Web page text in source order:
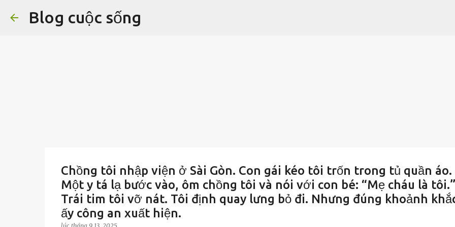
Blog cuộc sống
Chồng tôi nhập viện ở Sài Gòn. Con gái kéo tôi trốn trong tủ quần áo.
Một y tá lạ bước vào, ôm chồng tôi và nói với con bé: “Mẹ cháu là tôi.”
Trái tim tôi vỡ nát. Tôi định quay lưng bỏ đi. Nhưng đúng khoảnh
ấy công an xuất hiện.